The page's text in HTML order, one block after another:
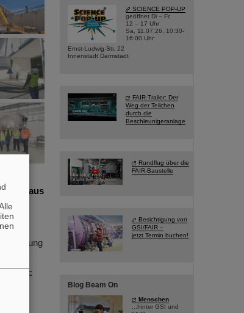
und
einen
SCIENCE POP-UP
geöffnet Di – Fr,
12 – 17 Uhr
Sa, 11.07.26, 10:30-
16:00 Uhr
Ernst-Ludwig-Str. 22
Innenstadt Darmstadt
FAIR-Trailer: Der
Weg der Teilchen
durch die
Beschleunigeranlage
Rundflug über die
FAIR-Baustelle
Besichtigung von
GSI/FAIR –
jetzt Termin buchen!
Blog Beam On
Menschen
...hinter GSI und